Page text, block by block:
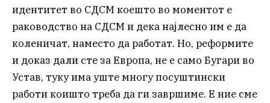
идентитет во СДСМ коешто во моментот е
раководство на СДСМ и дека најлесно им е да
коленичат, наместо да работат. Но, реформите
и доказ дали сте за Европа, не е само Бугари во
Устав, туку има уште многу посуштински
работи коишто треба да ги завршиме. Е ние сме